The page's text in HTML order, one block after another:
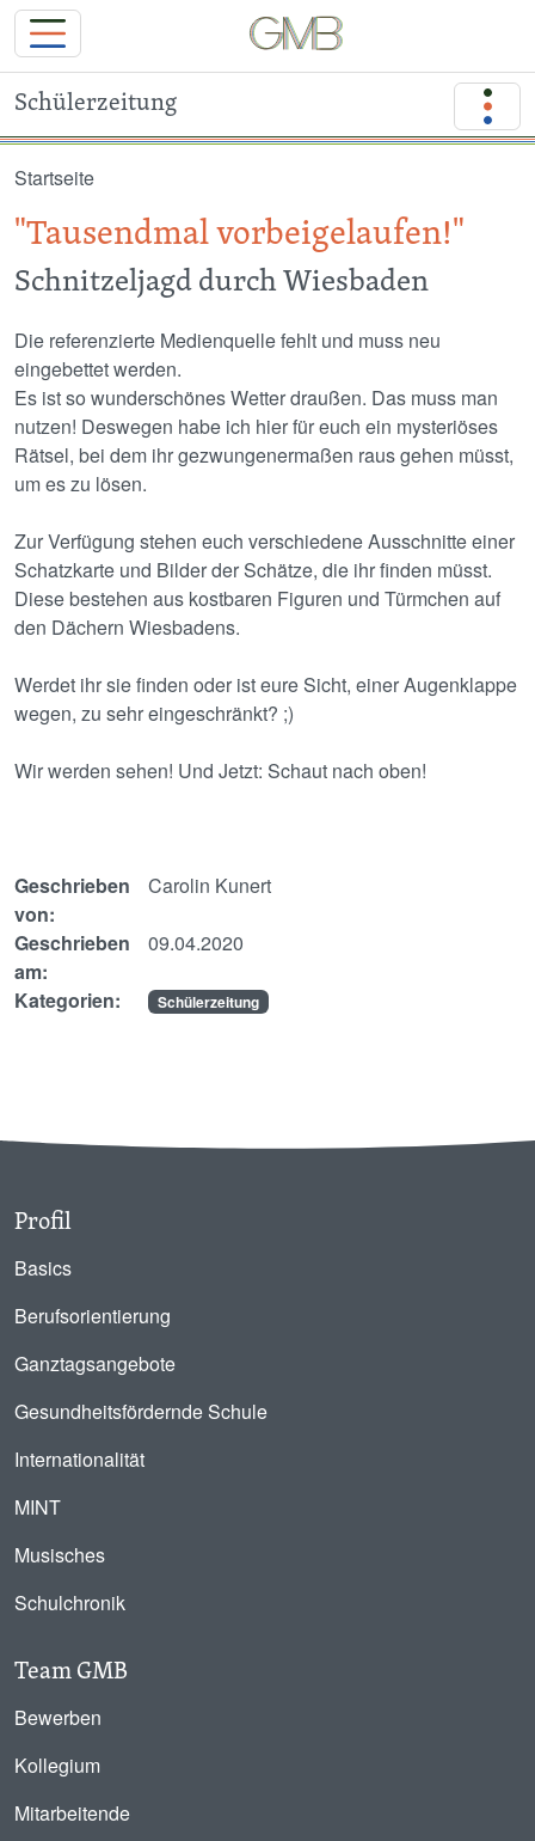
Schülerzeitung
Startseite
"Tausendmal vorbeigelaufen!"
Schnitzeljagd durch Wiesbaden
Die referenzierte Medienquelle fehlt und muss neu
eingebettet werden.
Es ist so wunderschönes Wetter draußen. Das muss man
nutzen! Deswegen habe ich hier für euch ein mysteriöses
Rätsel, bei dem ihr gezwungenermaßen raus gehen müsst,
um es zu lösen.
Zur Verfügung stehen euch verschiedene Ausschnitte einer
Schatzkarte und Bilder der Schätze, die ihr finden müsst.
Diese bestehen aus kostbaren Figuren und Türmchen auf
den Dächern Wiesbadens.
Werdet ihr sie finden oder ist eure Sicht, einer Augenklappe
wegen, zu sehr eingeschränkt? ;)
Wir werden sehen! Und Jetzt: Schaut nach oben!
Geschrieben
von:
Carolin Kunert
Geschrieben
am:
09.04.2020
Kategorien: Schülerzeitung
Profil
Basics
Berufsorientierung
Ganztagsangebote
Gesundheitsfördernde Schule
Internationalität
MINT
Musisches
Schulchronik
Team GMB
Bewerben
Kollegium
Mitarbeitende